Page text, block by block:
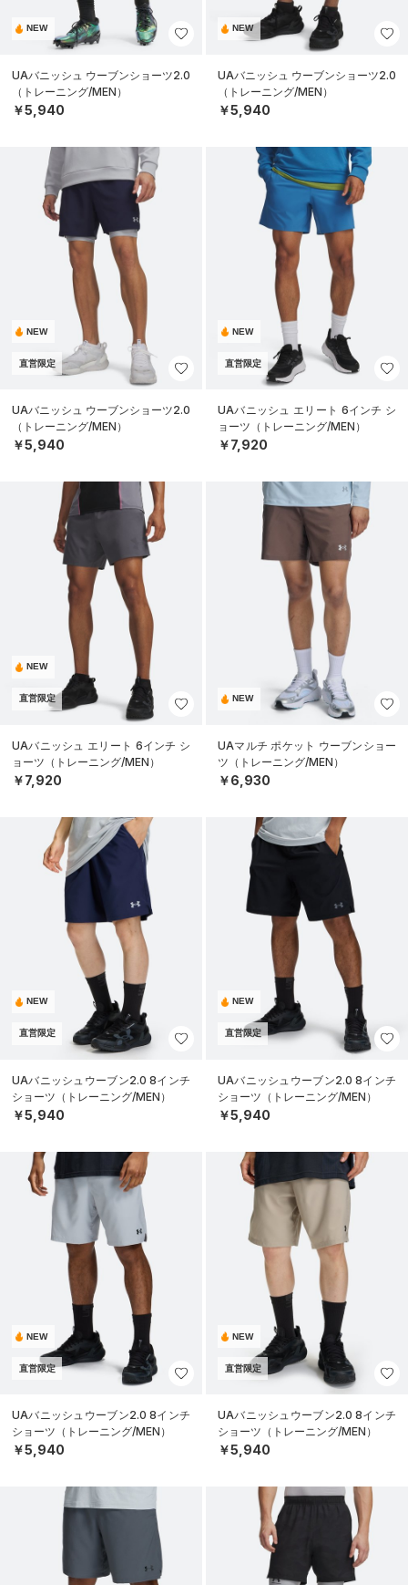
NEW
UAバニッシュ ウーブンショーツ2.0
（トレーニング/MEN）
￥5,940
NEW
UAバニッシュ ウーブンショーツ2.0
（トレーニング/MEN）
￥5,940
NEW
直営限定
UAバニッシュ ウーブンショーツ2.0
（トレーニング/MEN）
￥5,940
NEW
直営限定
UAバニッシュ エリート 6インチ シ
ョーツ（トレーニング/MEN）
￥7,920
NEW
直営限定
UAバニッシュ エリート 6インチ シ
ョーツ（トレーニング/MEN）
￥7,920
NEW
UAマルチ ポケット ウーブンショー
ツ（トレーニング/MEN）
￥6,930
NEW
直営限定
UAバニッシュウーブン2.0 8インチ
ショーツ（トレーニング/MEN）
￥5,940
NEW
直営限定
UAバニッシュウーブン2.0 8インチ
ショーツ（トレーニング/MEN）
￥5,940
NEW
直営限定
UAバニッシュウーブン2.0 8インチ
ショーツ（トレーニング/MEN）
￥5,940
NEW
直営限定
UAバニッシュウーブン2.0 8インチ
ショーツ（トレーニング/MEN）
￥5,940